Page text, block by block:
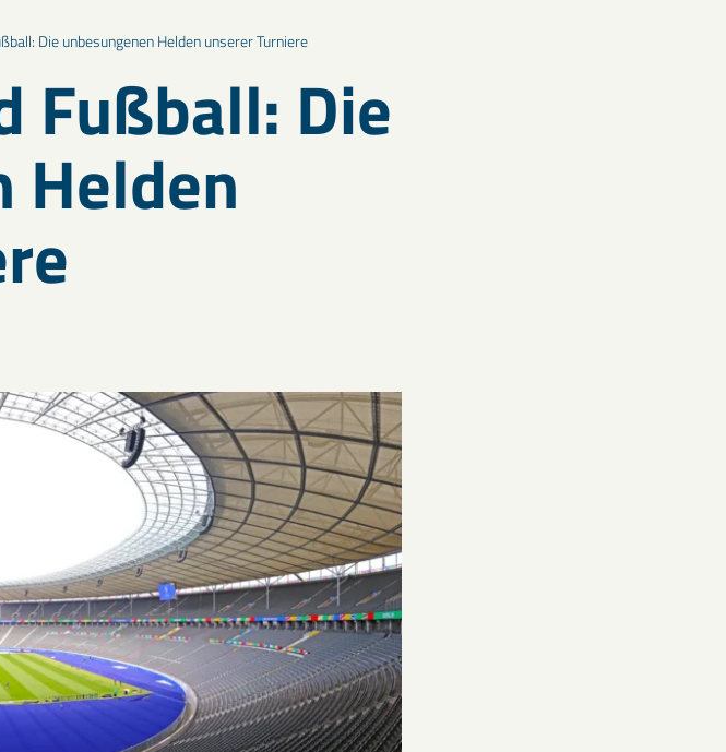
Die unbesungenen Helden unserer Turniere
Fußball: Die
Helden